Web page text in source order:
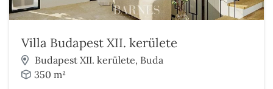
Villa Budapest XII. kerülete
Budapest XII. kerülete, Buda
350 m²